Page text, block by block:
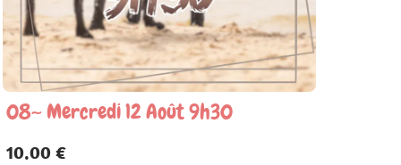
08~ Mercredi 12 Août 9h30
10.00 €